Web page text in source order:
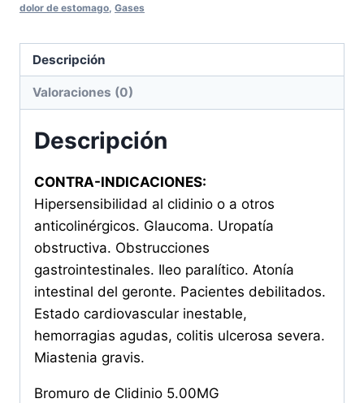
dolor de estomago Gases
Descripción
Valoraciones (0)
Descripción
CONTRA-INDICACIONES:
Hipersensibilidad al clidinio o a otros
anticolinérgicos. Glaucoma. Uropatía
obstructiva. Obstrucciones
gastrointestinales. Ileo paralítico. Atonía
intestinal del geronte. Pacientes debilitados.
Estado cardiovascular inestable,
hemorragias agudas, colitis ulcerosa severa.
Miastenia gravis.
Bromuro de Clidinio 5.00MG